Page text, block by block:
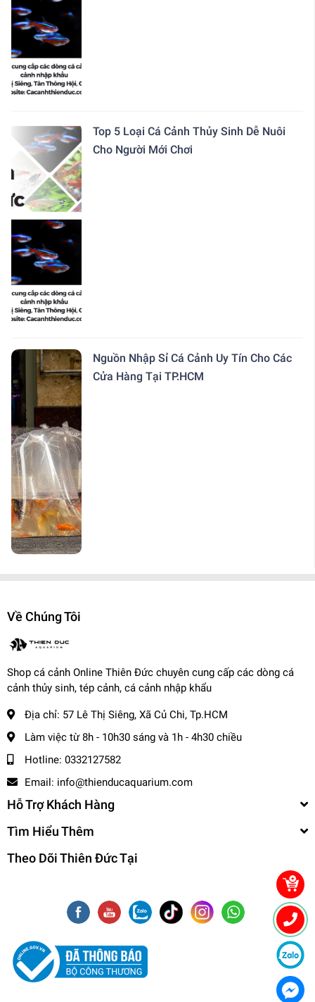
Top 5 Loại Cá Cảnh Thủy Sinh Dễ Nuôi
Cho Người Mới Chơi
Nguồn Nhập Sỉ Cá Cảnh Uy Tín Cho Các
Cửa Hàng Tại TP.HCM
Về Chúng Tôi
Shop cá cảnh Online Thiên Đức chuyên cung cấp các dòng cá
cảnh thủy sinh, tép cảnh, cá cảnh nhập khẩu
Địa chỉ: 57 Lê Thị Siêng, Xã Củ Chi, Tp.HCM
Làm việc từ 8h - 10h30 sáng và 1h - 4h30 chiều
Hotline: 0332127582
Email: info@thienducaquarium.com
Hỗ Trợ Khách Hàng
Tìm Hiểu Thêm
Theo Dõi Thiên Đức Tại